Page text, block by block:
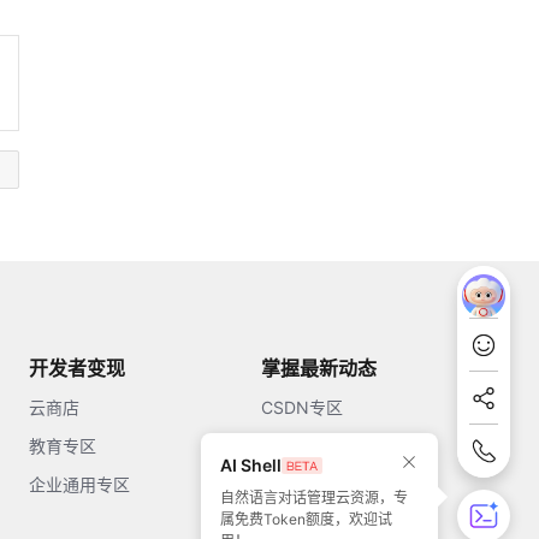
AI Shell
自然语言对话管理云资源，专
属免费Token额度，欢迎试
开发者变现
云商店
教育专区
企业通用专区
掌握最新动态
CSDN专区
51CTO